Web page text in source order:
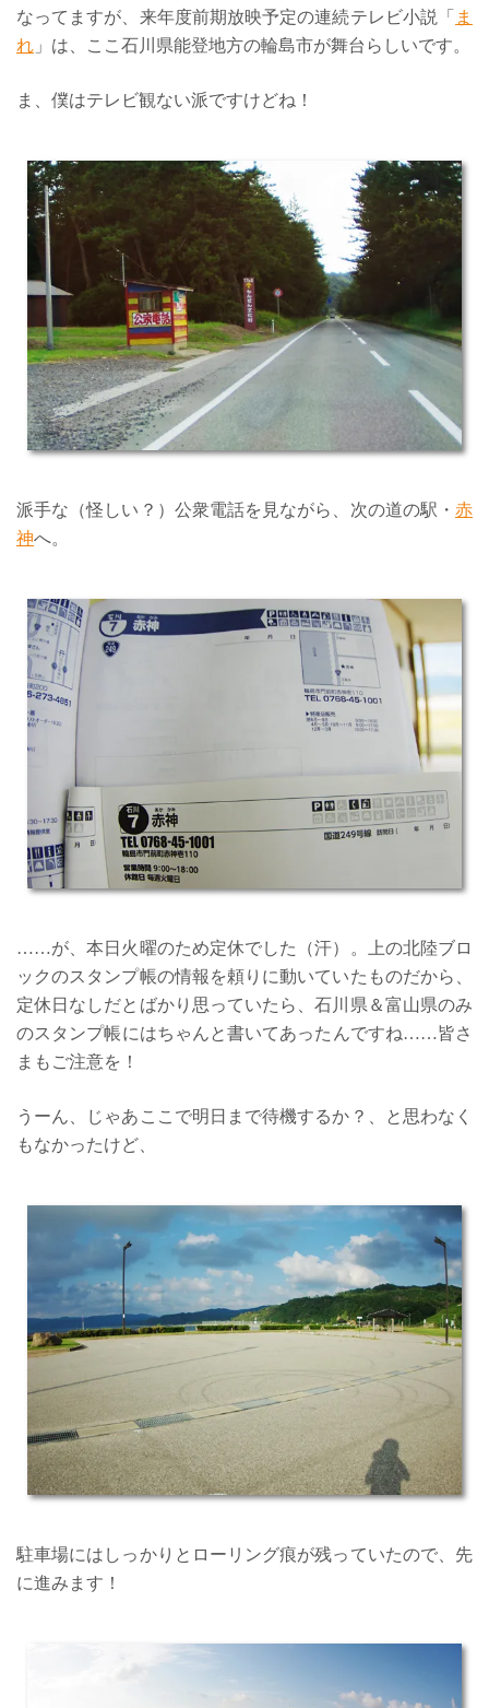
なってますが、来年度前期放映予定の連続テレビ小説「 ま
れ 」は、ここ石川県能登地方の輪島市が舞台らしいです。
ま、僕はテレビ観ない派ですけどね！
派手な（怪しい？）公衆電話を見ながら、次の道の駅・ 赤
神へ。
……が、本日火曜のため定休でした（汗）。上の北陸ブロ
ックのスタンプ帳の情報を頼りに動いていたものだから、
定休日なしだとばかり思っていたら、石川県＆富山県のみ
のスタンプ帳にはちゃんと書いてあったんですね……皆さ
まもご注意を！
うーん、じゃあここで明日まで待機するか？、と思わなく
もなかったけど、
駐車場にはしっかりとローリング痕が残っていたので、先
に進みます！